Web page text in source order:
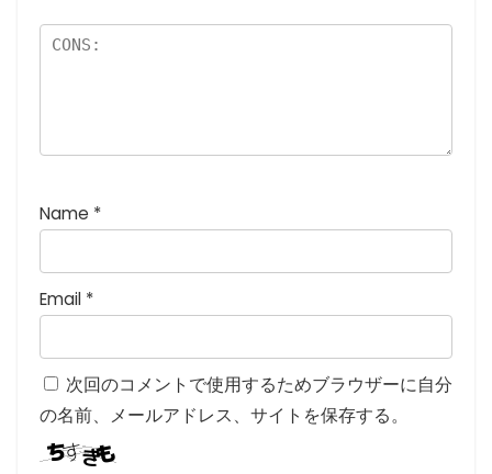
Name *
Email *
次回のコメントで使用するためブラウザーに自分
の名前、メールアドレス、サイトを保存する。